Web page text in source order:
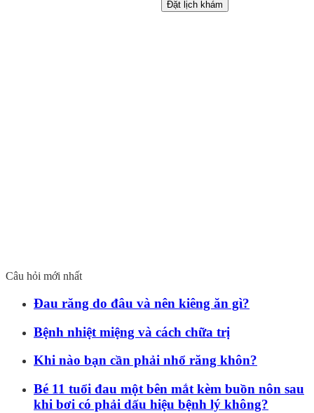
Đặt lịch khám
Câu hỏi mới nhất
Đau răng do đâu và nên kiêng ăn gì?
Bệnh nhiệt miệng và cách chữa trị
Khi nào bạn cần phải nhổ răng khôn?
Bé 11 tuổi đau một bên mắt kèm buồn nôn sau
khi bơi có phải dấu hiệu bệnh lý không?